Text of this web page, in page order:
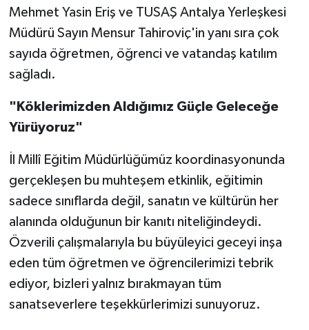
Mehmet Yasin Eriş ve TUSAŞ Antalya Yerleşkesi
Müdürü Sayın Mensur Tahiroviç'in yanı sıra çok
sayıda öğretmen, öğrenci ve vatandaş katılım
sağladı.
"Köklerimizden Aldığımız Güçle Geleceğe
Yürüyoruz"
İl Millî Eğitim Müdürlüğümüz koordinasyonunda
gerçekleşen bu muhteşem etkinlik, eğitimin
sadece sınıflarda değil, sanatın ve kültürün her
alanında olduğunun bir kanıtı niteliğindeydi.
Özverili çalışmalarıyla bu büyüleyici geceyi inşa
eden tüm öğretmen ve öğrencilerimizi tebrik
ediyor, bizleri yalnız bırakmayan tüm
sanatseverlere teşekkürlerimizi sunuyoruz.